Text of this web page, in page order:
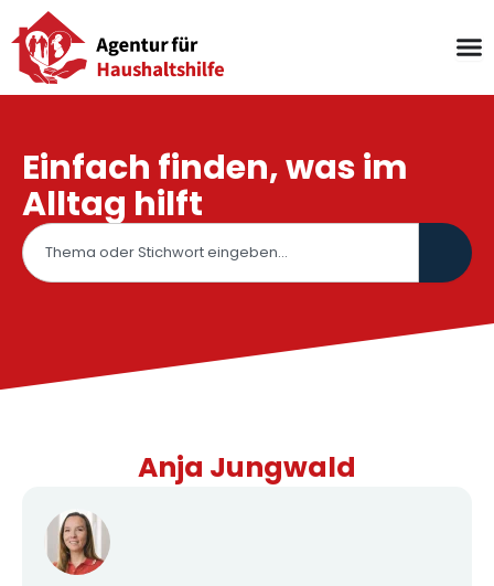
Zum
Inhalt
springen
Einfach finden, was im
Alltag hilft
Suche
Anja Jungwald